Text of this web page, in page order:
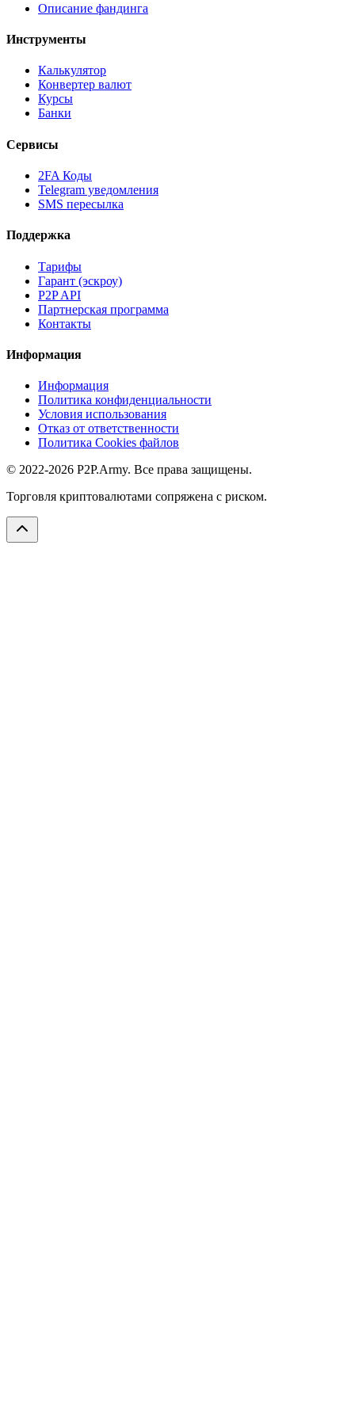
Описание фандинга
Инструменты
Калькулятор
Конвертер валют
Курсы
Банки
Сервисы
2FA Коды
Telegram уведомления
SMS пересылка
Поддержка
Тарифы
Гарант (эскроу)
P2P API
Партнерская программа
Контакты
Информация
Информация
Политика конфиденциальности
Условия использования
Отказ от ответственности
Политика Cookies файлов
© 2022-2026 P2P.Army. Все права защищены.
Торговля криптовалютами сопряжена с риском.